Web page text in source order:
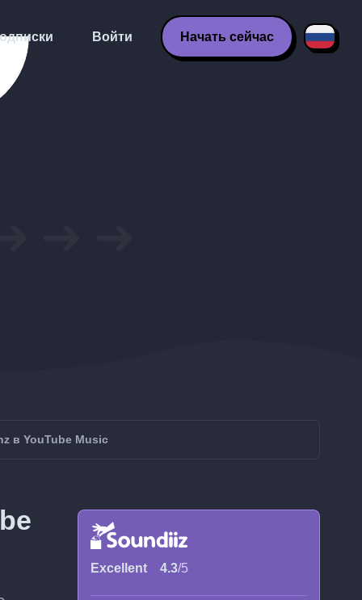
Войти Начать сейчас
в YouTube Music
Excellent 4.3/5